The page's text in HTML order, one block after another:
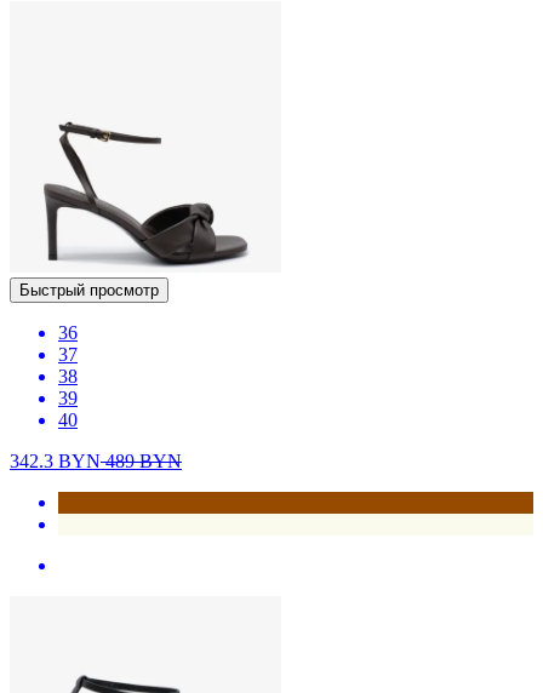
Быстрый просмотр
36
37
38
39
40
342.3 BYN489BYN